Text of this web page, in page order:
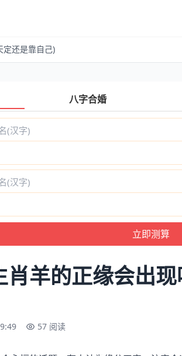
定还是靠自己)
八字合婚
羊的正缘会出
57 阅读